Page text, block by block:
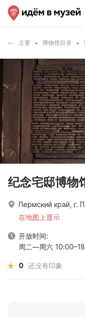
主要 博物馆目录
纪念宅邸博物
Пермский край, г.
在地图上显示
开放时间:
周二—周六
0 还没有印象